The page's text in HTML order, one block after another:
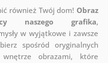
również Twój dom! Obraz
naszego grafika,
w wyjątkowe i zawsze
spośród oryginalnych
obrazami, które